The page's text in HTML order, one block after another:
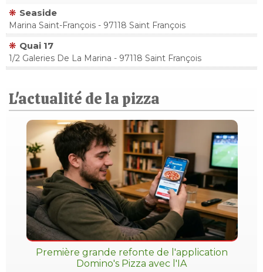
Seaside
Marina Saint-François - 97118 Saint François
Quai 17
1/2 Galeries De La Marina - 97118 Saint François
L'actualité de la pizza
Première grande refonte de l'application
Domino's Pizza avec l'IA